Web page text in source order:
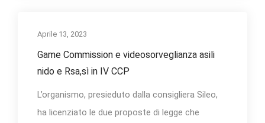
Aprile 13, 2023
Game Commission e videosorveglianza asili
nido e Rsa,sì in IV CCP
L’organismo, presieduto dalla consigliera Sileo,
ha licenziato le due proposte di legge che